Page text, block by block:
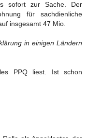
sofort zur Sache. Der
für sachdienliche
insgesamt 47 Mio.
in einigen Ländern
PPQ liest. Ist schon